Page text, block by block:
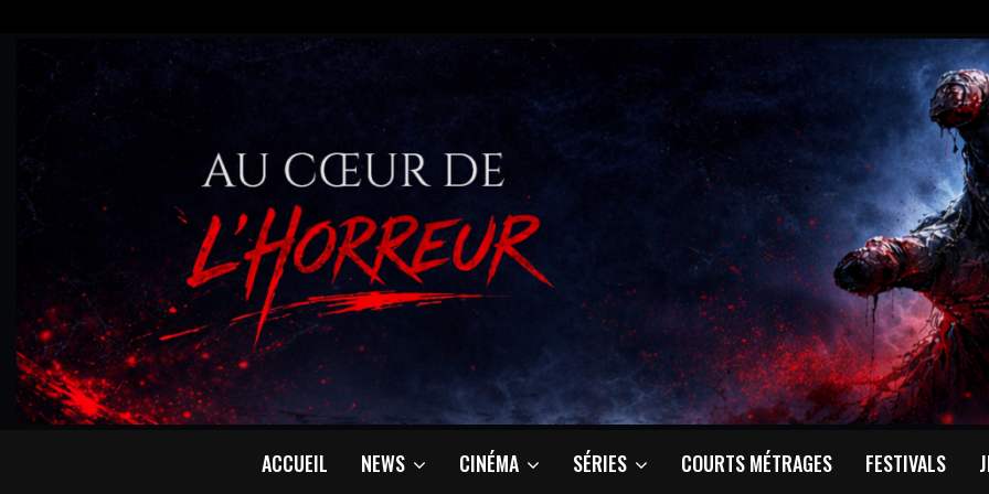
ACCUEIL NEWS CINÉMA SÉRIES COURTS MÉTRAGES FESTIVALS